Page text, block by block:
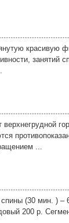
красивую
...
(30 мин. )
200 р.